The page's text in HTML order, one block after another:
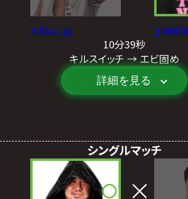
大原はじめ 小峠篤司
10分39秒
キルスイッチ → エビ固め
詳細を見る
シングルマッチ